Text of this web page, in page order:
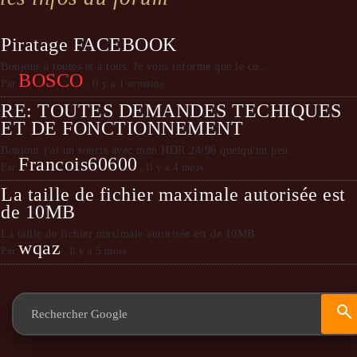
Piratage FACEBOOK
Bonjour à toutes et à tous, Je vous informe que le co...
Par BOSCO , Il y a 1 semaine
RE: TOUTES DEMANDES TECHIQUES
ET DE FONCTIONNEMENT
Bonjour j'ai un soucis avec mon HDR 24/96 quelqu'un peu...
Par Francois60600 , Il y a 4 mois
La taille de fichier maximale autorisée est
de 10MB
La taille de fichier maximale autorisée est de 10MB
Par wqaz , Il y a 5 mois